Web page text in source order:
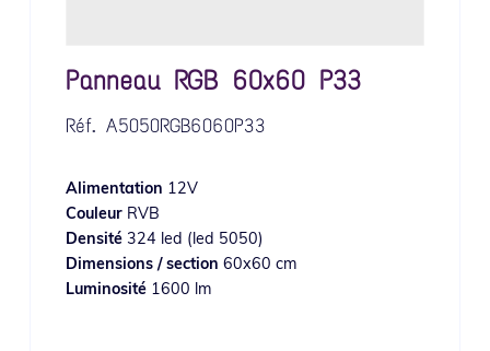
Panneau RGB 60x60 P33
Réf. A5050RGB6060P33
Alimentation 12V
CouleurRVB
Densité324 led (led 5050)
Dimensions / section 60x60 cm
Luminosité1600 lm